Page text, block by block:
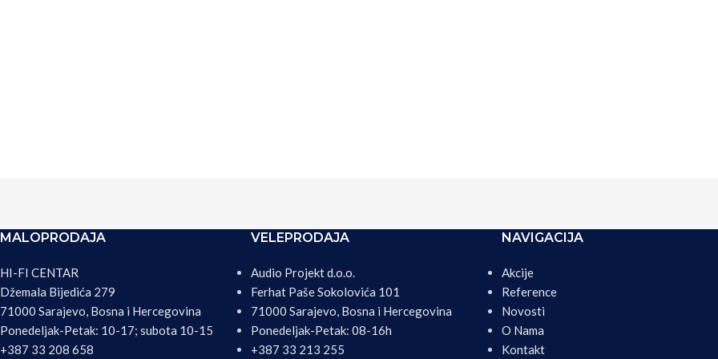
MALOPRODAJA
HI-FI CENTAR
Džemala Bijedića 279
71000 Sarajevo, Bosna i Hercegovina
Ponedeljak-Petak: 10-17; subota 10-15
+387 33 208 658
VELEPRODAJA
Audio Projekt d.o.o.
Ferhat Paše Sokolovića 101
71000 Sarajevo, Bosna i Hercegovina
Ponedeljak-Petak: 08-16h
+387 33 213 255
NAVIGACIJA
Akcije
Reference
Novosti
O Nama
Kontakt